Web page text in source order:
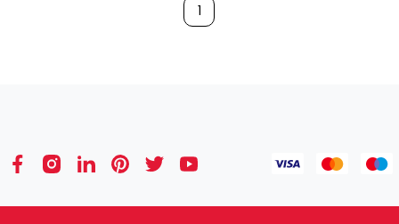
1